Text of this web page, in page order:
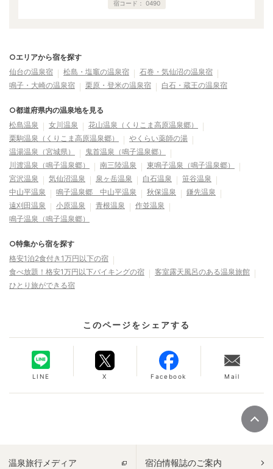
宿コード： 0490
○エリアから宿を探す
仙台の温泉宿
松島・塩竈の温泉宿
石巻・気仙沼の温泉宿
鳴子・大崎の温泉宿
栗原・登米の温泉宿 白石・蔵王の温泉宿
○都道府県内の温泉地を見る
松島温泉
女川温泉
花山温泉（くりこま高原温泉郷）
栗駒温泉（くりこま高原温泉郷）
やくらい薬師の湯
温湯温泉（宮城県）
鬼首温泉（鳴子温泉郷）
川渡温泉（鳴子温泉郷）
南三陸温泉
東鳴子温泉（鳴子温泉郷）
宮沢温泉
気仙沼温泉 泉ヶ岳温泉 白石温泉
笹谷温泉
中山平温泉
鳴子温泉郷 中山平温泉 秋保温泉
鎌先温泉
遠刈田温泉
小原温泉 青根温泉
作並温泉
鳴子温泉（鳴子温泉郷）
○特集から宿を探す
格安1泊2食付き1万円以下の宿
食べ放題！格安1万円以下バイキングの宿
客室露天風呂のある温泉旅館
ひとり旅ができる宿
このページをシェアする
LINE X Facebook Mail
温泉旅行メディア 宿泊情報誌のご案内